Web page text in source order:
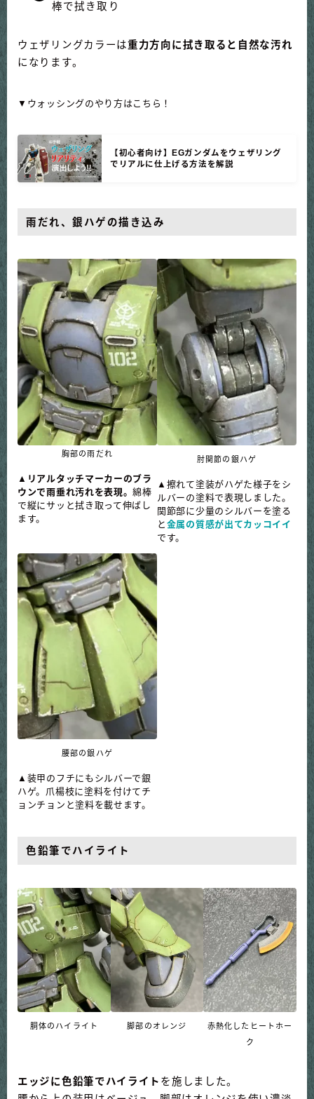
棒で拭き取り
ウェザリングカラーは重力方向に拭き取ると自然な汚れ
になります。
▼ウォッシングのやり方はこちら！
【初心者向け】EGガンダムをウェザリング
でリアルに仕上げる方法を解説
雨だれ、銀ハゲ の描き込み
胸部の雨だれ
▲ リアルタッチマーカーのブラ
ウンで雨垂れ汚れを表現。綿棒
で縦にサッと拭き取って伸ばし
ます。
肘関節の銀ハゲ
▲擦れて塗装がハゲた様子をシ
ルバーの塗料で表現しました。
関節部に少量のシルバーを塗る
と 金属の質感が出てカッコイイ
です。
腰部の銀ハゲ
▲装甲のフチにもシルバーで銀
ハゲ。爪楊枝に塗料を付けてチ
ョンチョンと塗料を載せます。
色鉛筆でハイライト
胴体のハイライト 脚部のオレンジ
赤熱化したヒートホー
ク
エッジに色鉛筆でハイライト を施しました。